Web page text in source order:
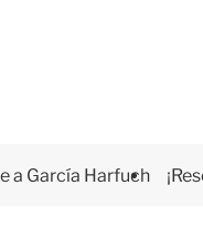
a García Harfuch